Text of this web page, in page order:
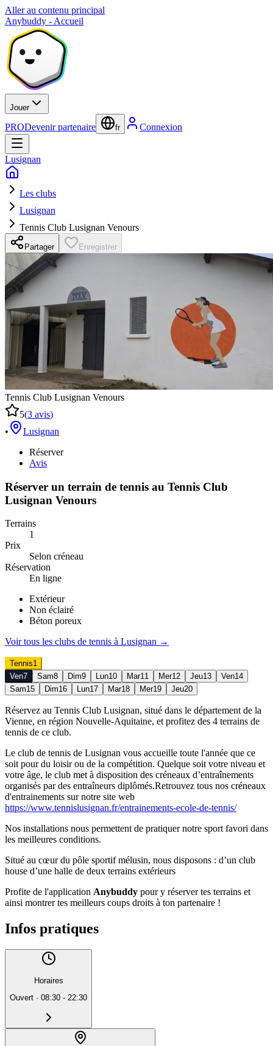
Aller au contenu principal
Anybuddy - Accueil
Jouer
PRODevenir partenaire fr Connexion
Lusignan
Les clubs
Lusignan
Tennis Club Lusignan Venours
Partager Enregistrer
Tennis Club Lusignan Venours
5(3 avis)
•
Lusignan
Réserver
Avis
Réserver un terrain de tennis au Tennis Club
Lusignan Venours
Terrains
1
Prix
Selon créneau
Réservation
En ligne
Extérieur
Non éclairé
Béton poreux
Voir tous les clubs de tennis à Lusignan →
Tennis1
Ven7 Sam8 Dim9 Lun10 Mar11 Mer12 Jeu13 Ven14
Sam15 Dim16 Lun17 Mar18 Mer19 Jeu20
Réservez au Tennis Club Lusignan, situé dans le département de la
Vienne, en région Nouvelle-Aquitaine, et profitez des 4 terrains de
tennis de ce club.
Le club de tennis de Lusignan vous accueille toute l'année que ce
soit pour du loisir ou de la compétition. Quelque soit votre niveau et
votre âge, le club met à disposition des créneaux d’entraînements
organisés par des entraîneurs diplômés.Retrouvez tous nos créneaux
d'entrainements sur notre site web
https://www.tennislusignan.fr/entrainements-ecole-de-tennis/
Nos installations nous permettent de pratiquer notre sport favori dans
les meilleures conditions.
Situé au cœur du pôle sportif mélusin, nous disposons : d’un club
house d’une halle de deux terrains extérieurs
Profite de l'application Anybuddy pour y réserver tes terrains et
ainsi montrer tes meilleurs coups droits à ton partenaire !
Infos pratiques
Horaires
Ouvert · 08:30 - 22:30